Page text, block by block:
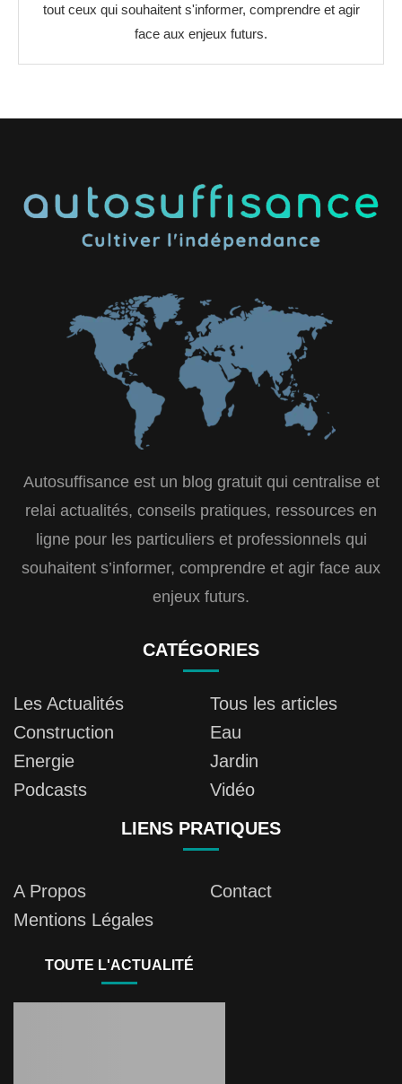
tout ceux qui souhaitent s'informer, comprendre et agir
face aux enjeux futurs.
Autosuffisance est un blog gratuit qui centralise et
relai actualités, conseils pratiques, ressources en
ligne pour les particuliers et professionnels qui
souhaitent s’informer, comprendre et agir face aux
enjeux futurs.
CATÉGORIES
Les Actualités
Tous les articles
Construction
Eau
Energie
Jardin
Podcasts
Vidéo
LIENS PRATIQUES
A Propos
Contact
Mentions Légales
TOUTE L'ACTUALITÉ